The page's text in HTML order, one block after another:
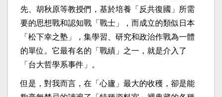
先、胡秋原等教授們，基於培養「反共復國」所需
要的思想戰和認知戰「戰士」，而成立的類似日本
「松下幸之塾」，集學習、研究和政治作戰為一體
的單位。它最有名的「戰績」之一，就是介入了
「台大哲學系事件」。
但是，對我而言，在「心廬」最大的收穫，卻是能